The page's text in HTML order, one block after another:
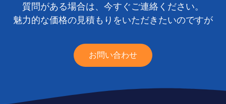
質問がある場合は、今すぐご連絡ください。
魅力的な価格の見積もりをいただきたいのですが
お問い合わせ